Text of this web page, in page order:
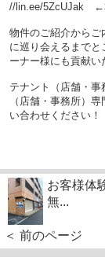
//lin.ee/5ZcUJak ←
物件のご紹介からご
に巡り会えるまで
ーナー様にも貢献い
テナント（店舗・事
（店舗・事務所）
い合わせください！
お客様体
無...
＜ 前のページ